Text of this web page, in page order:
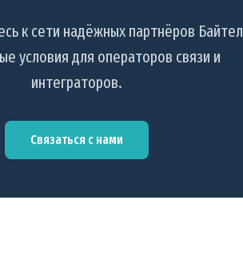
к сети надёжных партнёров
условия для операторов связи и
интеграторов.
Связаться с нами